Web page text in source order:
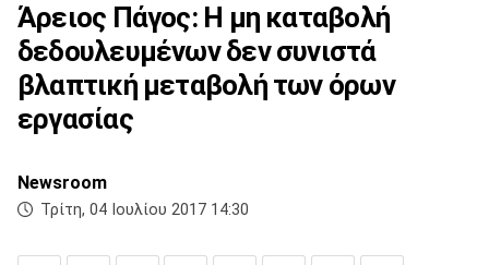
Άρειος Πάγος: Η μη καταβολή
δεδουλευμένων δεν συνιστά
βλαπτική μεταβολή των όρων
εργασίας
Newsroom
Τρίτη, 04 Ιουλίου 2017 14:30